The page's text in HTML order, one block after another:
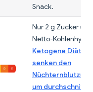
Snack.
Nur 2 g Zucker
Netto-
Ketogene Diäten
senken den
um